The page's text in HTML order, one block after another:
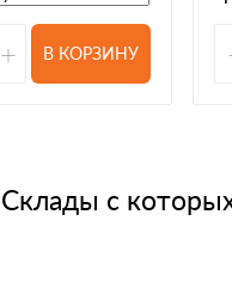
+ В КОРЗИНУ
Склады с